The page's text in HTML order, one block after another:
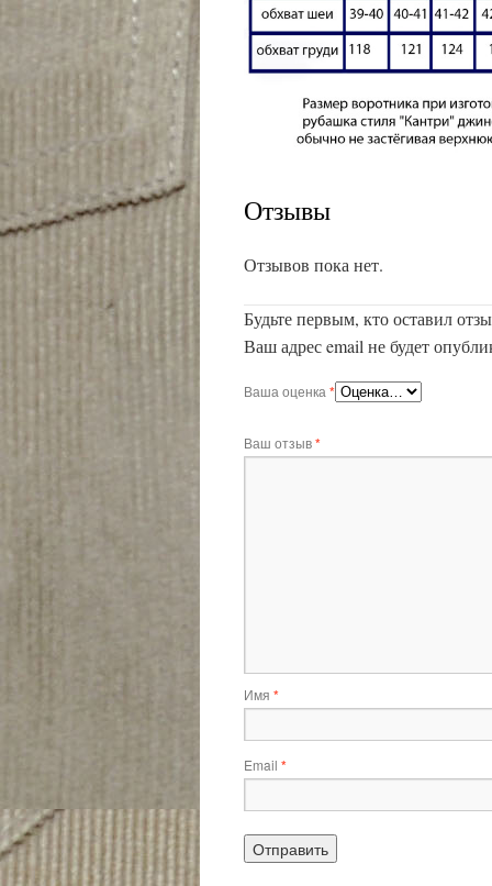
Отзывы
Отзывов пока нет.
Будьте первым, кто оставил
Ваш адрес email не будет
Ваша оценка *
Ваш отзыв*
Имя *
Email *